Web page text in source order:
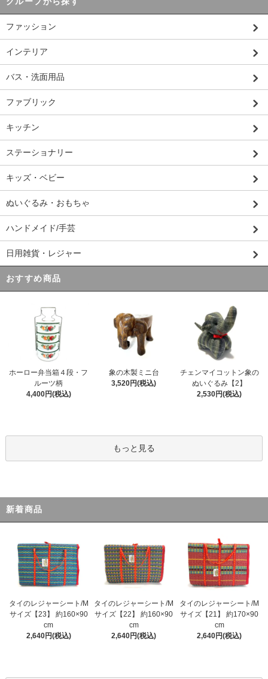
ファッション
インテリア
バス・洗面用品
ファブリック
キッチン
ステーショナリー
キッズ・ベビー
ぬいぐるみ・おもちゃ
ハンドメイド/手芸
日用雑貨・レジャー
おすすめ商品
ホーロー弁当箱４段・フ
ルーツ柄
4,400円(税込)
象の木製ミニ台
3,520円(税込)
チェンマイコットン象の
ぬいぐるみ【2】
2,530円(税込)
もっと見る
新着商品
タイのレジャーシート/M
サイズ【23】 約160×90
cm
2,640円(税込)
タイのレジャーシート/M
サイズ【22】 約160×90
cm
2,640円(税込)
タイのレジャーシート/M
サイズ【21】 約170×90
cm
2,640円(税込)